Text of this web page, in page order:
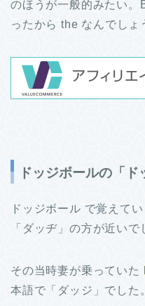
のほうが一般的みたい
ったから the なんでしょ
ドッジボールの「ド
ドッジボール で覚えて
「ダッヂ」の方が近いで
その当時妻が乗っていた
本語で「ダッジ」でした